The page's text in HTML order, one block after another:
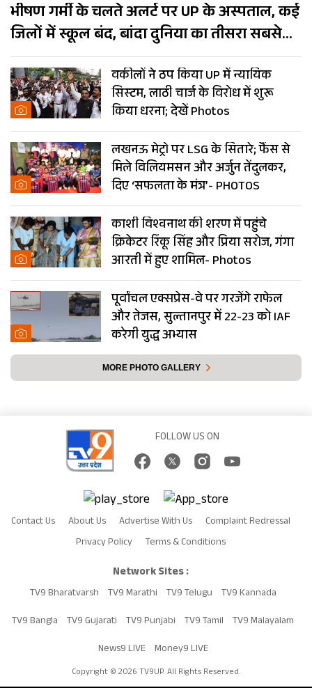
भीषण गर्मी के चलते अलर्ट पर UP के अस्पताल, कई
जिलों में स्कूल बंद, बांदा दुनिया का तीसरा सबसे
गर्म शहर
वकीलों ने ठप किया UP में न्यायिक
सिस्टम, लाठी चार्ज के विरोध में शुरू
किया धरना; देखें Photos
लखनऊ मेट्रो पर LSG के सितारे; फैंस से
मिले विलियमसन और अर्जुन तेंदुलकर,
दिए ‘सफलता के मंत्र’- PHOTOS
काशी विश्वनाथ की शरण में पहुंचे
क्रिकेटर रिंकू सिंह और प्रिया सरोज, गंगा
आरती में हुए शामिल- Photos
पूर्वांचल एक्सप्रेस-वे पर गरजेंगे राफेल
और तेजस, सुल्तानपुर में 22-23 को IAF
करेगी युद्ध अभ्यास
MORE PHOTO GALLERY
FOLLOW US ON
Contact Us About Us Advertise With Us
Complaint Redressal
Privacy Policy
Terms & Conditions
Network Sites :
TV9 Bharatvarsh TV9 Marathi TV9 Telugu TV9 Kannada
TV9 Bangla TV9 Gujarati TV9 Punjabi TV9 Tamil TV9 Malayalam
News9 LIVE Money9 LIVE
Copyright © 2026 TV9UP. All Rights Reserved.